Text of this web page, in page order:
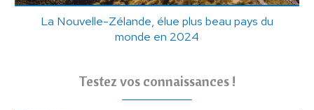
La Nouvelle-Zélande, élue plus beau pays du
monde en 2024
Testez vos connaissances !